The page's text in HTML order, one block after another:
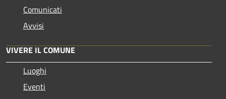
Comunicati
Avvisi
VIVERE IL COMUNE
Luoghi
Eventi